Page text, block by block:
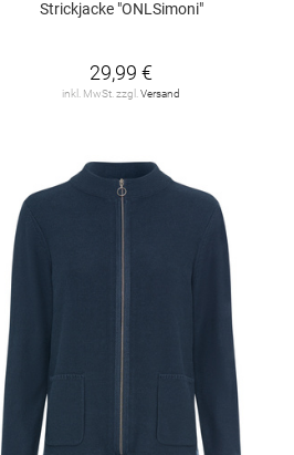
Strickjacke "ONLSimoni"
29,99 €
inkl. MwSt. zzgl.Versand